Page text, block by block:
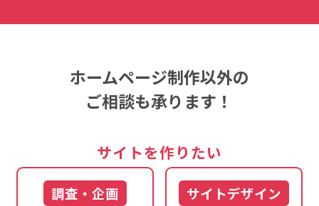
ホームページ制作以外の
ご相談も承ります！
サイトを作りたい
調査・企画 サイトデザイン